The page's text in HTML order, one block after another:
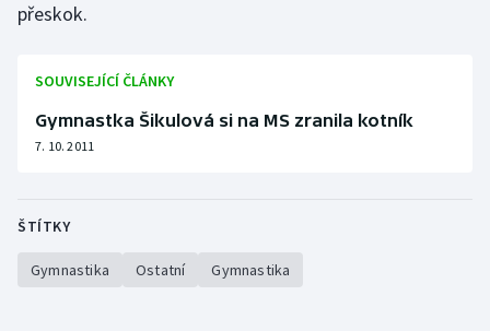
Lezení
Lyže a snowboard
Moderní pětiboj
Olympijské hry
přeskok.
SOUVISEJÍCÍ ČLÁNKY
Gymnastka Šikulová si na MS zranila kotník
7. 10. 2011
ŠTÍTKY
Gymnastika Ostatní Gymnastika